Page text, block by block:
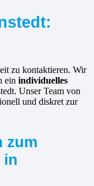
zu kontaktieren. Wir
ein individuelles
Unser Team von
und diskret zur
zum
in